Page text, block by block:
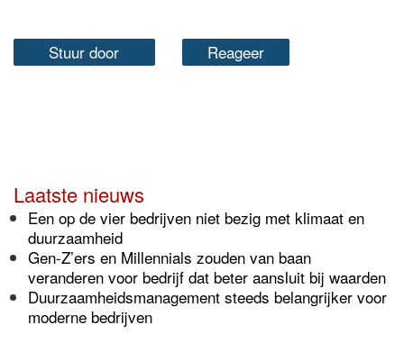
Stuur door Reageer
Laatste nieuws
Een op de vier bedrijven niet bezig met klimaat en
duurzaamheid
Gen-Z’ers en Millennials zouden van baan
veranderen voor bedrijf dat beter aansluit bij waarden
Duurzaamheidsmanagement steeds belangrijker voor
moderne bedrijven